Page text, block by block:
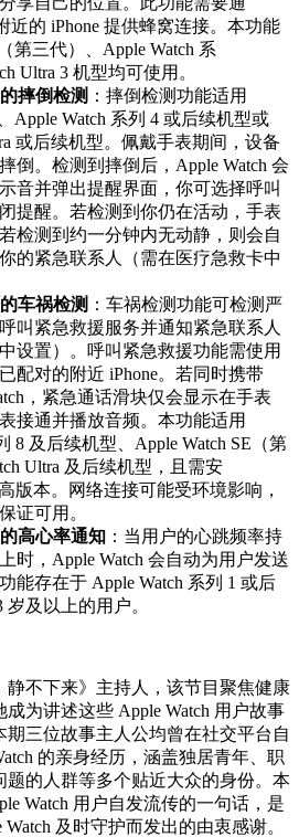
近的 iPhone 提供蜂窝连接。本功能
第三代）、Apple Watch 系
Ultra 3 机型均可使用。
摔倒检测 ：摔倒检测功能适用
Apple Watch 系列 4 或后续机型或
或后续机型。佩戴手表期间，设备
倒。检测到摔倒后，Apple Watch 会
音并弹出提醒界面，你可选择呼叫
提醒。若检测到你仍在活动，手表
检测到约一分钟内无动静，则会自
的紧急联系人（需在医疗急救卡中
车祸检测 ：车祸检测功能可检测严
叫紧急救援服务并通知紧急联系人
设置）。呼叫紧急救援功能需使用
配对的附近 iPhone。若同时携带
，紧急通话滑块仅会显示在手表
接通并播放音频。本功能适用
8 及后续机型、Apple Watch SE（第
Ultra 及后续机型，且需安
版本。网络连接可能受环境影响，
证可用。
高心率通知 ：当用户的心跳频率持
时，Apple Watch 会自动为用户发送
能存在于 Apple Watch 系列 1 或后
及以上的用户。
静不下来》主持人，该节目聚焦健康
为讲述这些 Apple Watch 用户故事
期三位故事主人公均曾在社交平台自
的亲身经历，涵盖独居青年、职
题的人群等多个贴近大众的身份。本
Watch 用户自发流传的一句话，是
及时守护而发出的由衷感谢。